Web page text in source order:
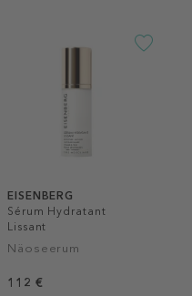
EISENBERG
Sérum Hydratant
Lissant
Näoseerum
112 €